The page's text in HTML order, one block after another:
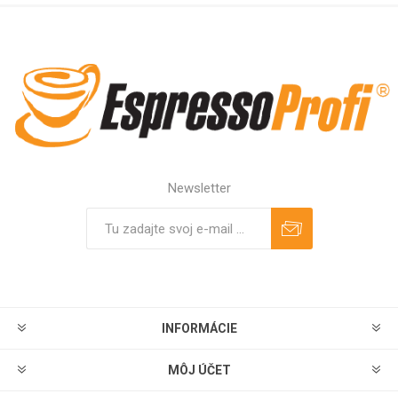
Newsletter
INFORMÁCIE
MÔJ ÚČET